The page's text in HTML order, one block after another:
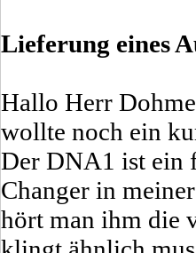
Lieferung eines
Hallo Herr
wollte noch ein
Der DNA1 ist ein
Changer in
hört man ihm die